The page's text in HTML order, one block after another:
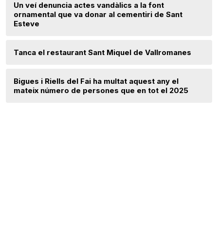
Un veí denuncia actes vandàlics a la font
ornamental que va donar al cementiri de Sant
Esteve
Tanca el restaurant Sant Miquel de Vallromanes
Bigues i Riells del Fai ha multat aquest any el
mateix número de persones que en tot el 2025